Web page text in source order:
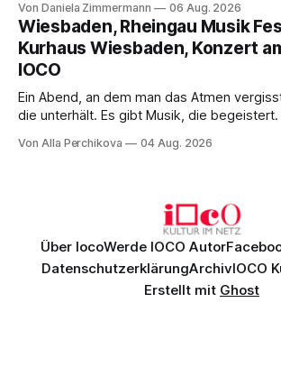
psychologische Tiefe mit starken Bildern,
einem spielfreudigen Ensemble und einer
überzeugenden Gesamtleistung.
Von Daniela Zimmermann 06 Aug. 2026
Wiesbaden, Rheingau Musik
Kurhaus Wiesbaden, Konzert
IOCO
Ein Abend, an dem man das Atmen vergisst. Es gibt
die unterhält. Es gibt Musik, die
Genau so war der Abend im Kurhaus
Von Alla Perchikova 04 Aug. 2026
Über IocoWerde IOCO Autor
DatenschutzerklärungArchivIOCO
Erstellt mit Ghost